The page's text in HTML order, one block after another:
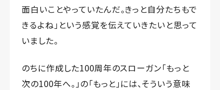
面白いことやっていたんだ。きっと自分たちもで
きるよね」という感覚を伝えていきたいと思って
いました。
のちに作成した100周年のスローガン「もっと
次の100年へ。」の「もっと」には、そういう意味